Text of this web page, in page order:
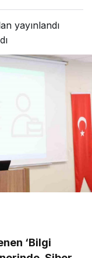
yayınlandı
‘Bilgi